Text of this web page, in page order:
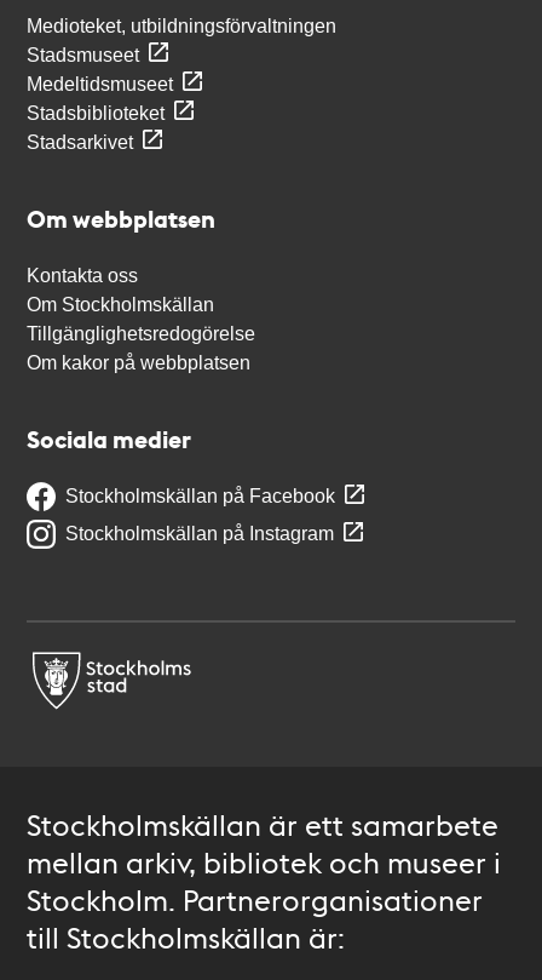
Medioteket, utbildningsförvaltningen
Stadsmuseet
Medeltidsmuseet
Stadsbiblioteket
Stadsarkivet
Om webbplatsen
Kontakta oss
Om Stockholmskällan
Tillgänglighetsredogörelse
Om kakor på webbplatsen
Sociala medier
Stockholmskällan på Facebook
Stockholmskällan på Instagram
Stockholmskällan är ett samarbete
mellan arkiv, bibliotek och museer i
Stockholm. Partnerorganisationer
till Stockholmskällan är: